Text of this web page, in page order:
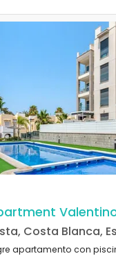
Costa Blanca,
apartamento con